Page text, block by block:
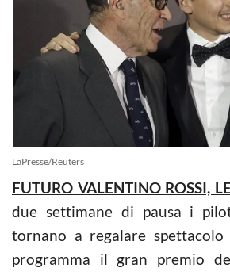
LaPresse/Reuters
FUTURO VALENTINO ROSSI,
due settimane di pausa i
tornano a regalare
programma il gran premio